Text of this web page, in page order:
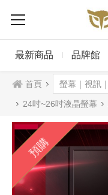
最新商品 品牌館
首頁
24吋~26吋液晶螢幕
預購